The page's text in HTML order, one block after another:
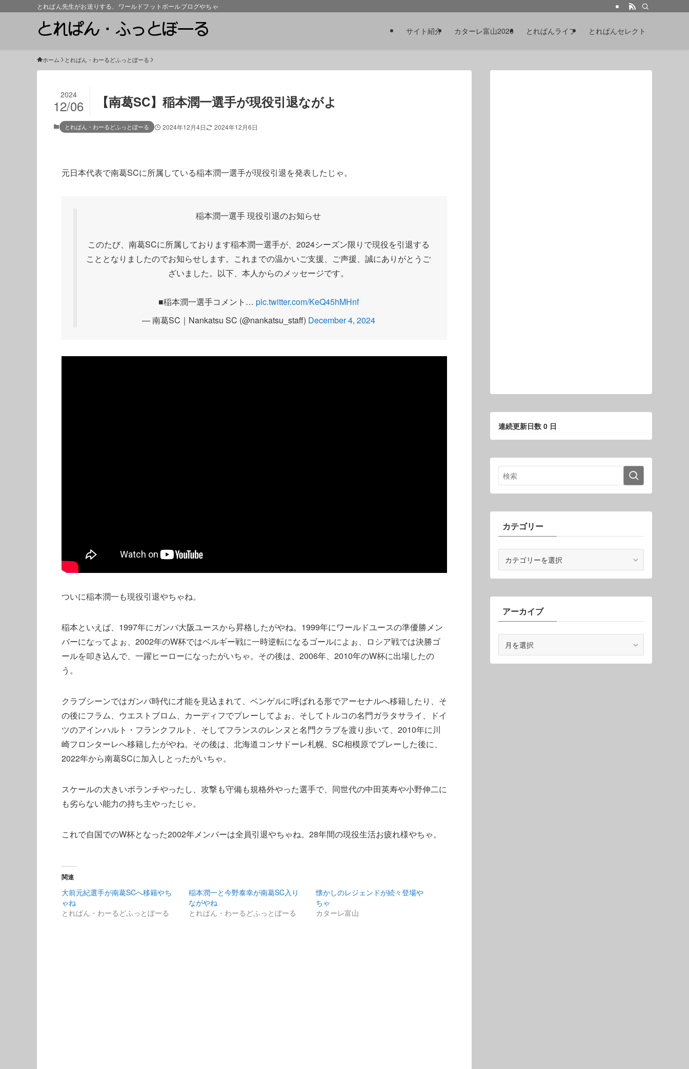
とれぱん先生がお送りする、ワールドフットボールブログやちゃ
サイト紹介 カターレ富山2026 とれぱんライフ とれぱんセレクト
ホーム とれぱん・わーるどふっとぼーる
【南葛SC】稲本潤一選手が現役引退ながよ
2024
12/06
とれぱん・わーるどふっとぼーる 2024年12月4日 2024年12月6日
元日本代表で南葛SCに所属している稲本潤一選手が現役引退を発表したじゃ。
稲本潤一選手 現役引退のお知らせ
このたび、南葛SCに所属しております稲本潤一選手が、2024シーズン限りで現役を引退する
こととなりましたのでお知らせします。これまでの温かいご支援、ご声援、誠にありがとうご
ざいました。以下、本人からのメッセージです。
■稲本潤一選手コメント… pic.twitter.com/KeQ45hMHnf
— 南葛SC｜Nankatsu SC (@nankatsu_staff) December 4, 2024
ついに稲本潤一も現役引退やちゃね。
稲本といえば、1997年にガンバ大阪ユースから昇格したがやね。1999年にワールドユースの準優勝メン
バーになってよぉ、2002年のW杯ではベルギー戦に一時逆転になるゴールによぉ、ロシア戦では決勝ゴ
ールを叩き込んで、一躍ヒーローになったがいちゃ。その後は、2006年、2010年のW杯に出場したの
う。
クラブシーンではガンバ時代に才能を見込まれて、ベンゲルに呼ばれる形でアーセナルへ移籍したり、そ
の後にフラム、ウエストブロム、カーディフでプレーしてよぉ、そしてトルコの名門ガラタサライ、ドイ
ツのアインハルト・フランクフルト、そしてフランスのレンヌと名門クラブを渡り歩いて、2010年に川
崎フロンターレへ移籍したがやね。その後は、北海道コンサドーレ札幌、SC相模原でプレーした後に、
2022年から南葛SCに加入しとったがいちゃ。
スケールの大きいボランチやったし、攻撃も守備も規格外やった選手で、同世代の中田英寿や小野伸二に
も劣らない能力の持ち主やったじゃ。
これで自国でのW杯となった2002年メンバーは全員引退やちゃね。28年間の現役生活お疲れ様やちゃ。
関連
大前元紀選手が南葛SCへ移籍やち
ゃね
とれぱん・わーるどふっとぼーる
稲本潤一と今野泰幸が南葛SC入り
ながやね
とれぱん・わーるどふっとぼーる
懐かしのレジェンドが続々登場や
ちゃ
カターレ富山
連続更新日数 0 日
カテゴリー
ゴ
ー
アーカイブ
カ